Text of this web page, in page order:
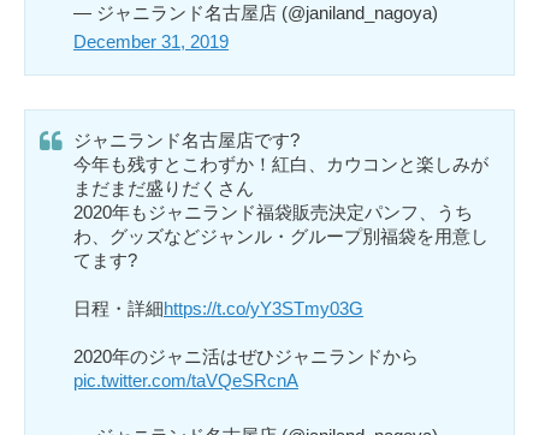
— ジャニランド名古屋店 (@janiland_nagoya)
December 31, 2019
ジャニランド名古屋店です?
今年も残すとこわずか！紅白、カウコンと楽しみが
まだまだ盛りだくさん
2020年もジャニランド福袋販売決定パンフ、うち
わ、グッズなどジャンル・グループ別福袋を用意し
てます?
日程・詳細https://t.co/yY3STmy03G
2020年のジャニ活はぜひジャニランドから
pic.twitter.com/taVQeSRcnA